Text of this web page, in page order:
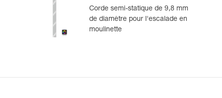
Corde semi-statique de 9,8 mm
de diamètre pour l'escalade en
moulinette